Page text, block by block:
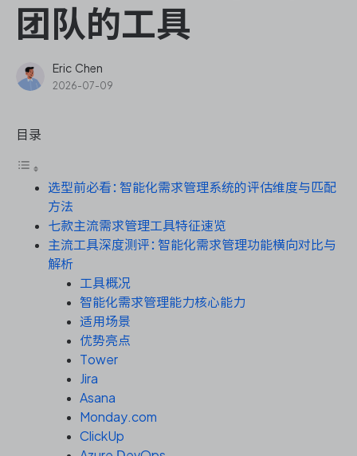
敏捷研发管理
企业知识库管理
研发效能管理
DevOps
资源和工时管理
服务台和工单管理
IPD 研发管理
ASPICE 研发管理
团队的工具
Eric Chen
2026-07-09
目录
选型前必看：智能化需求管理系统的评估维度与匹配
方法
七款主流需求管理工具特征速览
主流工具深度测评：智能化需求管理功能横向对比与
解析
工具概况
智能化需求管理能力核心能力
适用场景
优势亮点
Tower
Jira
Asana
Monday.com
ClickUp